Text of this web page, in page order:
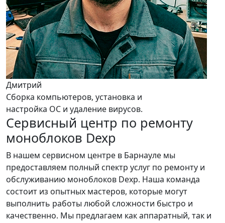
Дмитрий
Сборка компьютеров, установка и
настройка ОС и удаление вирусов.
Сервисный центр по ремонту
моноблоков Dexp
В нашем сервисном центре в Барнауле мы
предоставляем полный спектр услуг по ремонту и
обслуживанию моноблоков Dexp. Наша команда
состоит из опытных мастеров, которые могут
выполнить работы любой сложности быстро и
качественно. Мы предлагаем как аппаратный, так и